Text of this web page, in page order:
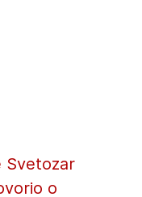
Svetozar
o